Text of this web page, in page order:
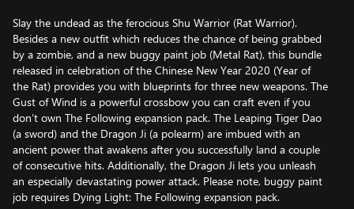
Slay the undead as the ferocious Shu Warrior (Rat Warrior).
Besides a new outfit which reduces the chance of being grabbed
by a zombie, and a new buggy paint job (Metal Rat), this bundle
released in celebration of the Chinese New Year 2020 (Year of
the Rat) provides you with blueprints for three new weapons. The
Gust of Wind is a powerful crossbow you can craft even if you
don’t own The Following expansion pack. The Leaping Tiger Dao
(a sword) and the Dragon Ji (a polearm) are imbued with an
ancient power that awakens after you successfully land a couple
of consecutive hits. Additionally, the Dragon Ji lets you unleash
an especially devastating power attack. Please note, buggy paint
job requires Dying Light: The Following expansion pack.